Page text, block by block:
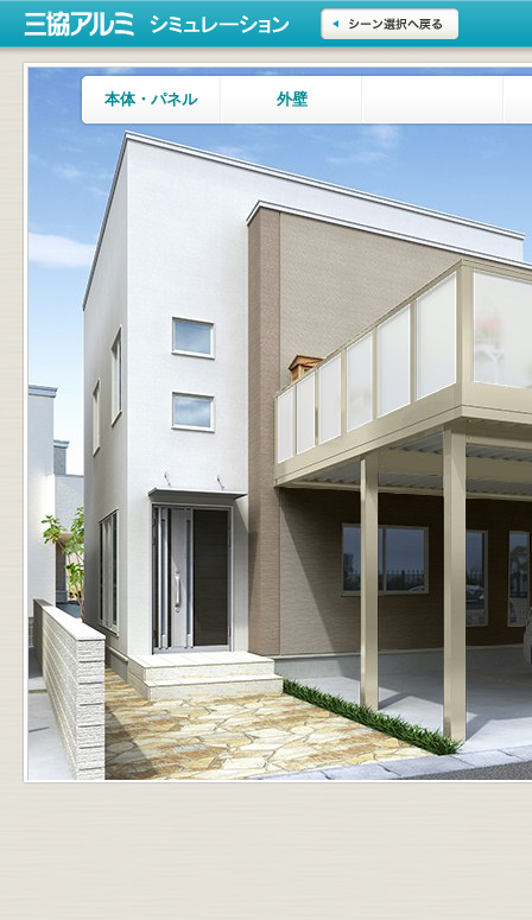
三協アルミ シミュレーション シーン選択へ戻る
本体・パネル 外壁